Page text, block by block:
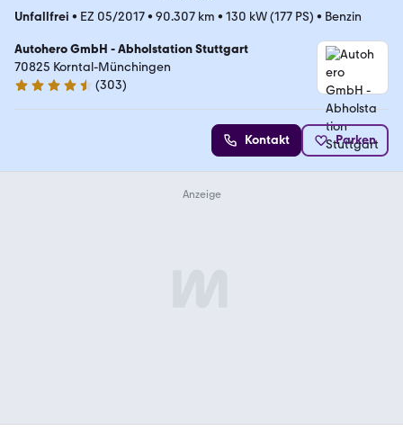
Unfallfrei • EZ 05/2017• 90.307 km • 130 kW (177 PS) • Benzin
Autohero GmbH - Abholstation Stuttgart
70825 Korntal-Münchingen
4.4 Sterne
(303)
Kontakt Parken